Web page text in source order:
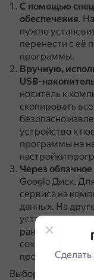
С помощью
обеспечения.
нужно
перенести с её
программы.
Вручную,
USB-
носитель к
скопировать
безопасно
устройство к
программы на
настройки
Через
Google Диск.
сервиса на
данных. На
установить
ранее аккаунт,
сохранённым
программам.
Выбор способа